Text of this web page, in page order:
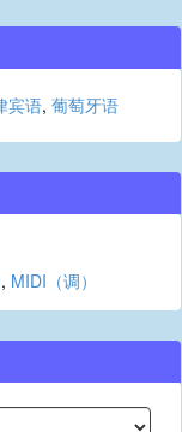
宾语, 葡萄牙语
, MIDI（调）